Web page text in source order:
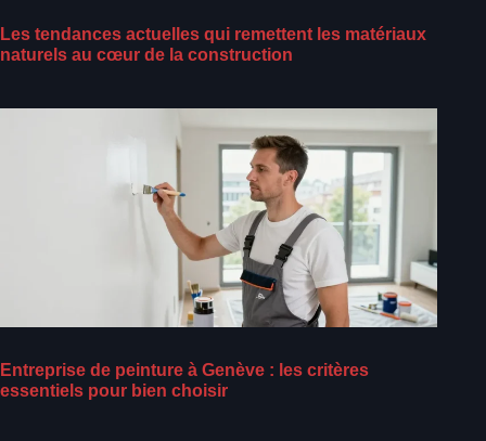
Les tendances actuelles qui remettent les matériaux
naturels au cœur de la construction
Entreprise de peinture à Genève : les critères
essentiels pour bien choisir